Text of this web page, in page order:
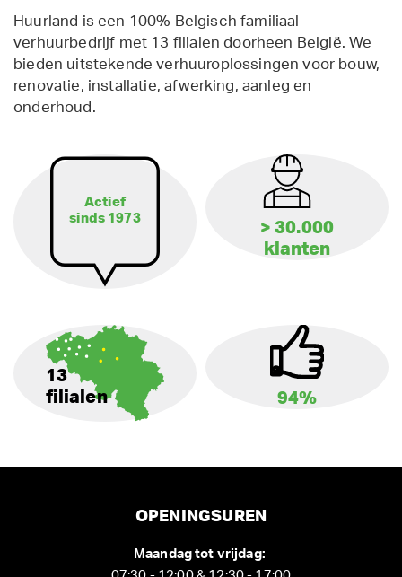
Huurland is een 100% Belgisch familiaal
verhuurbedrijf met 13 filialen doorheen België. We
bieden uitstekende verhuuroplossingen voor bouw,
renovatie, installatie, afwerking, aanleg en
onderhoud.
Actief
sinds 1973
> 30.000
klanten
13
filialen
94%
OPENINGSUREN
Maandag tot vrijdag: